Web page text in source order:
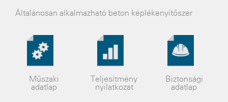
Általánosan alkalmazható beton képlékenyítõszer
Műszaki
adatlap
Teljesítmény
nyilatkozat
Biztonsági
adatlap